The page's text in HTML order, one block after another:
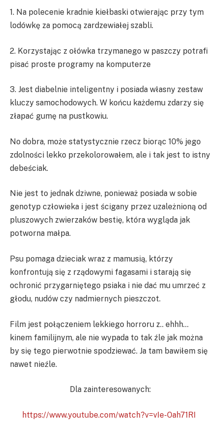
1. Na polecenie kradnie kiełbaski otwierając przy tym
lodówkę za pomocą zardzewiałej szabli.
2. Korzystając z ołówka trzymanego w paszczy potrafi
pisać proste programy na komputerze
3. Jest diabelnie inteligentny i posiada własny zestaw
kluczy samochodowych. W końcu każdemu zdarzy się
złapać gumę na pustkowiu.
No dobra, może statystycznie rzecz biorąc 10% jego
zdolności lekko przekolorowałem, ale i tak jest to istny
debeściak.
Nie jest to jednak dziwne, ponieważ posiada w sobie
genotyp człowieka i jest ścigany przez uzależnioną od
pluszowych zwierzaków bestię, która wygląda jak
potworna małpa.
Psu pomaga dzieciak wraz z mamusią, którzy
konfrontują się z rządowymi fagasami i starają się
ochronić przygarniętego psiaka i nie dać mu umrzeć z
głodu, nudów czy nadmiernych pieszczot.
Film jest połączeniem lekkiego horroru z.. ehhh…
kinem familijnym, ale nie wypada to tak źle jak można
by się tego pierwotnie spodziewać. Ja tam bawiłem się
nawet nieźle.
Dla zainteresowanych:
https://www.youtube.com/watch?v=vIe-Oah71RI